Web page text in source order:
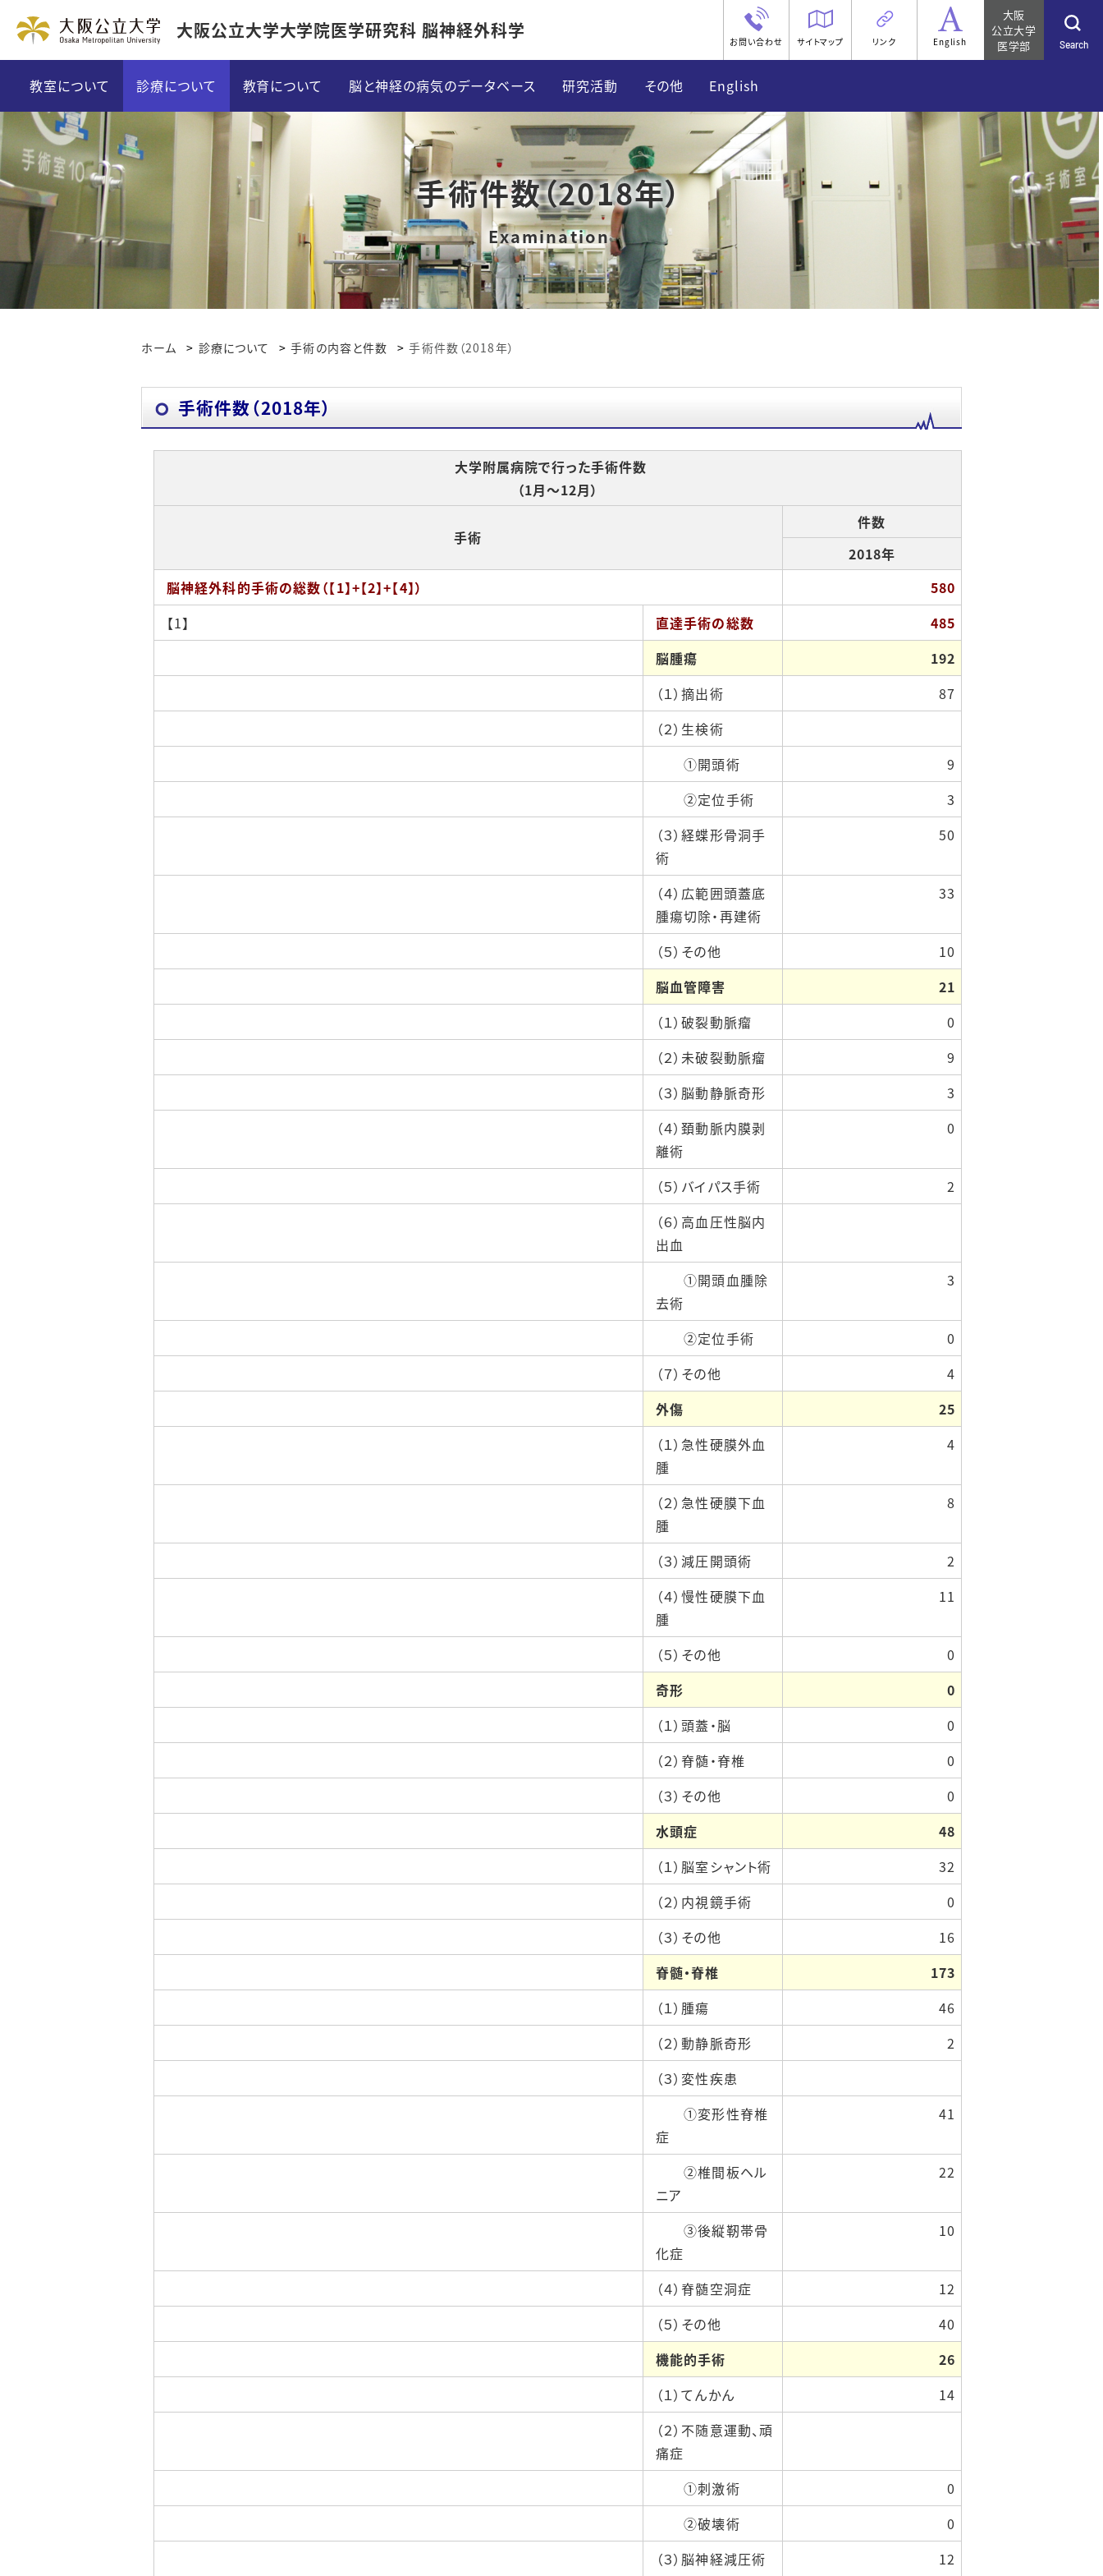
大阪公立大学大学院医学研究科 脳神経外科学
大阪
公立大学
医学部
Search
教室について
ご挨拶
特徴
スタッフ紹介
関連病院
診療について
外来について・担当表
入院について
「脊椎脊髄外科」専門診療
「てんかん外科」専門診療
「パーキンソン・不随意運動」専門診療
「グリオーマ」専門治療
「頭蓋底腫瘍・経鼻内視鏡手術」専門診療
「脳血管障害」専門診療
病診連携
教育について
教育方針
大学院プログラム
英語教育
カンファレンスについて
研修体験記
勉強会・他
後期臨床研修プログラム
短期研修
脳と神経の病気のデータベース
治療部門別情報
腫瘍性疾患
脳血管障害
機能性疾患
外傷性疾患
研究活動
臨床研究の情報公開
論文
表彰・受賞
メディア・その他
著書
その他
対談特集
訓練用内視鏡 下町スコープの開発
事務局案内
参考リンク集
同門専用
English
Welcome Message
Faculty member
お問い合わせ サイトマップ リンク English
手術件数（2018年）
ホーム 診療について 手術の内容と件数 手術件数（2018年）
手術件数（2018年）
大学附属病院で行った手術件数
（1月～12月）
手術
件数
2018年
脳神経外科的手術の総数（【1】+【2】+【4】）
580
【1】
直達手術の総数
485
脳腫瘍
192
（１）摘出術
87
（２）生検術
①開頭術
9
②定位手術
3
（３）経蝶形骨洞手
術
50
（４）広範囲頭蓋底
腫瘍切除・再建術
33
（５）その他
10
脳血管障害
21
（１）破裂動脈瘤
0
（２）未破裂動脈瘤
9
（３）脳動静脈奇形
3
（４）頚動脈内膜剥
離術
0
（５）バイパス手術
2
（６）高血圧性脳内
出血
①開頭血腫除
去術
3
②定位手術
0
（７）その他
4
外傷
25
（１）急性硬膜外血
腫
4
（２）急性硬膜下血
腫
8
（３）減圧開頭術
2
（４）慢性硬膜下血
腫
11
（５）その他
0
奇形
0
（１）頭蓋・脳
0
（２）脊髄・脊椎
0
（３）その他
0
水頭症
48
（１）脳室シャント術
32
（２）内視鏡手術
0
（３）その他
16
脊髄・脊椎
173
（１）腫瘍
46
（２）動静脈奇形
2
（３）変性疾患
①変形性脊椎
症
41
②椎間板ヘル
ニア
22
③後縦靭帯骨
化症
10
（４）脊髄空洞症
12
（５）その他
40
機能的手術
26
（１）てんかん
14
（２）不随意運動、頑
痛症
①刺激術
0
②破壊術
0
（３）脳神経減圧術
12